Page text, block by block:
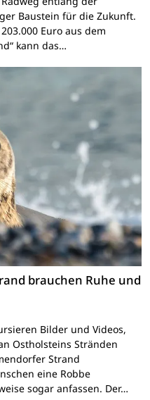
Baustein für die Zukunft.
Euro aus dem
kann das…
brauchen Ruhe und
Bilder und Videos,
Ostholsteins Stränden
Strand
eine Robbe
sogar anfassen. Der…